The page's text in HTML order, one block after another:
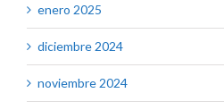
enero 2025
diciembre 2024
noviembre 2024